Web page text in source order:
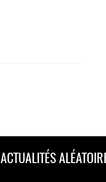
ACTUALITÉS